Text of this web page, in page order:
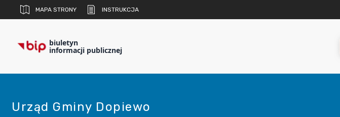
MAPA STRONY INSTRUKCJA
biuletyn
informacji publicznej
Urząd Gminy Dopiewo